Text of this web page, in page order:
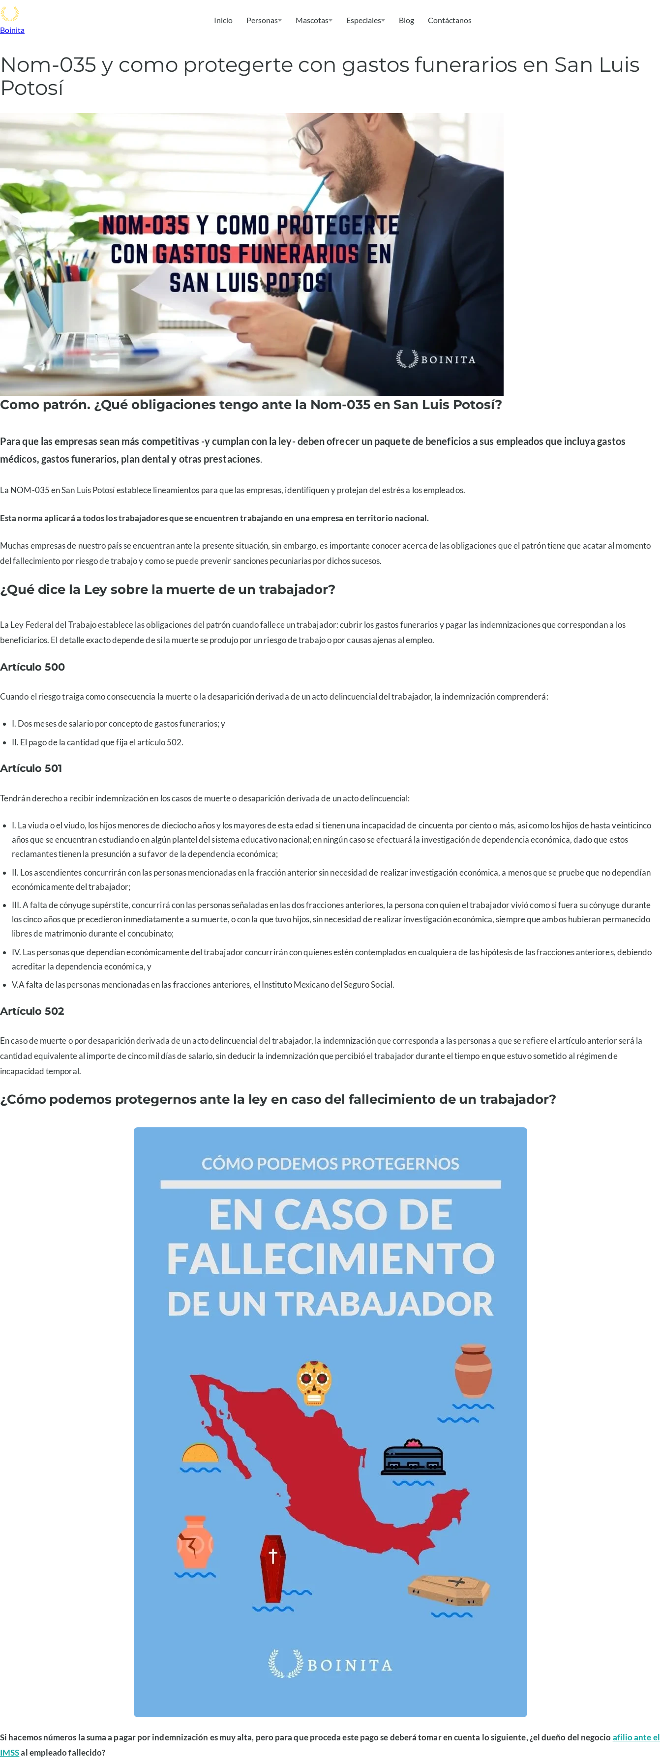
Boinita
Inicio Personas Mascotas Especiales Blog Contáctanos
Nom-035 y como protegerte con gastos funerarios en San Luis
Potosí
Como patrón. ¿Qué obligaciones tengo ante la Nom-035 en San Luis Potosí?
Para que las empresas sean más competitivas -y cumplan con la ley- deben ofrecer un paquete de beneficios a sus empleados que incluya gastos
médicos, gastos funerarios, plan dental y otras prestaciones.
La NOM-035 en San Luis Potosí establece lineamientos para que las empresas, identifiquen y protejan del estrés a los empleados.
Esta norma aplicará a todos los trabajadores que se encuentren trabajando en una empresa en territorio nacional.
Muchas empresas de nuestro país se encuentran ante la presente situación, sin embargo, es importante conocer acerca de las obligaciones que el patrón tiene que acatar al momento
del fallecimiento por riesgo de trabajo y como se puede prevenir sanciones pecuniarias por dichos sucesos.
¿Qué dice la Ley sobre la muerte de un trabajador?
La Ley Federal del Trabajo establece las obligaciones del patrón cuando fallece un trabajador: cubrir los gastos funerarios y pagar las indemnizaciones que correspondan a los
beneficiarios. El detalle exacto depende de si la muerte se produjo por un riesgo de trabajo o por causas ajenas al empleo.
Artículo 500
Cuando el riesgo traiga como consecuencia la muerte o la desaparición derivada de un acto delincuencial del trabajador, la indemnización comprenderá:
I. Dos meses de salario por concepto de gastos funerarios; y
II. El pago de la cantidad que fija el artículo 502.
Artículo 501
Tendrán derecho a recibir indemnización en los casos de muerte o desaparición derivada de un acto delincuencial:
I. La viuda o el viudo, los hijos menores de dieciocho años y los mayores de esta edad si tienen una incapacidad de cincuenta por ciento o más, así como los hijos de hasta veinticinco
años que se encuentran estudiando en algún plantel del sistema educativo nacional; en ningún caso se efectuará la investigación de dependencia económica, dado que estos
reclamantes tienen la presunción a su favor de la dependencia económica;
II. Los ascendientes concurrirán con las personas mencionadas en la fracción anterior sin necesidad de realizar investigación económica, a menos que se pruebe que no dependían
económicamente del trabajador;
III. A falta de cónyuge supérstite, concurrirá con las personas señaladas en las dos fracciones anteriores, la persona con quien el trabajador vivió como si fuera su cónyuge durante
los cinco años que precedieron inmediatamente a su muerte, o con la que tuvo hijos, sin necesidad de realizar investigación económica, siempre que ambos hubieran permanecido
libres de matrimonio durante el concubinato;
IV. Las personas que dependían económicamente del trabajador concurrirán con quienes estén contemplados en cualquiera de las hipótesis de las fracciones anteriores, debiendo
acreditar la dependencia económica, y
V.A falta de las personas mencionadas en las fracciones anteriores, el Instituto Mexicano del Seguro Social.
Artículo 502
En caso de muerte o por desaparición derivada de un acto delincuencial del trabajador, la indemnización que corresponda a las personas a que se refiere el artículo anterior será la
cantidad equivalente al importe de cinco mil días de salario, sin deducir la indemnización que percibió el trabajador durante el tiempo en que estuvo sometido al régimen de
incapacidad temporal.
¿Cómo podemos protegernos ante la ley en caso del fallecimiento de un trabajador?
Si hacemos números la suma a pagar por indemnización es muy alta, pero para que proceda este pago se deberá tomar en cuenta lo siguiente, ¿el dueño del negocioafilio ante el
IMSSal empleado fallecido?